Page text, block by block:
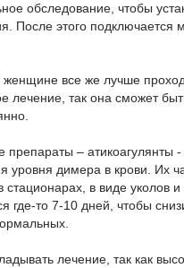
обследование, чтобы
После этого подключается
все же лучше
лечение, так она сможет
препараты – атикоагулянты
уровня димера в крови. Их
стационарах, в виде уколов и
где-то 7-10 дней, чтобы
лечение, так как